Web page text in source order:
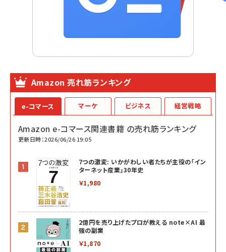
Amazon 売れ筋ランキング
e-コマース
Amazon e-コマース関連書籍 の売れ筋ランキング
更新日時：2026/06/26 19:05
7つの激変: いかがわしい者たちが主役の「イン
ターネット産業」30年史
￥1,980
2億円を売り上げたプロが教える note×AI 最
強の副業
￥1,870
マーケ ビジネス 経営戦略